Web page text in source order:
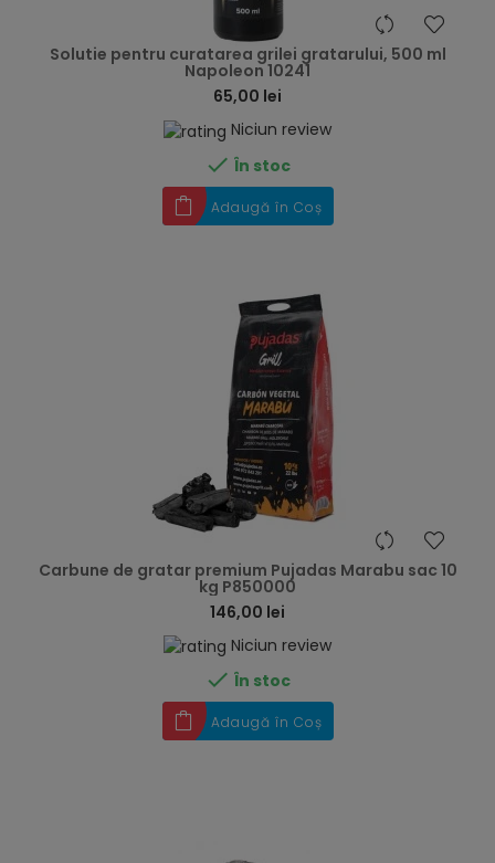
Solutie pentru curatarea grilei gratarului, 500 ml
Napoleon 10241
65,00 lei
Niciun review
 În stoc
Adaugă în Coș
Carbune de gratar premium Pujadas Marabu sac 10
kg P850000
146,00 lei
Niciun review
 În stoc
Adaugă în Coș